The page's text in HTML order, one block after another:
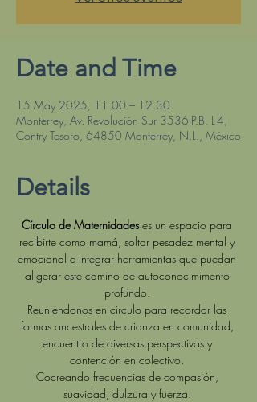
Date and Time
15 May 2025, 11:00 – 12:30
Monterrey, Av. Revolución Sur 3536-P.B. L-4,
Contry Tesoro, 64850 Monterrey, N.L., México
Details
Círculo de Maternidades es un espacio para
recibirte como mamá, soltar pesadez mental y
emocional e integrar herramientas que puedan
aligerar este camino de autoconocimimento
profundo.
Reuniéndonos en círculo para recordar las
formas ancestrales de crianza en comunidad,
encuentro de diversas perspectivas y
contención en colectivo.
Cocreando frecuencias de compasión,
suavidad, dulzura y fuerza.